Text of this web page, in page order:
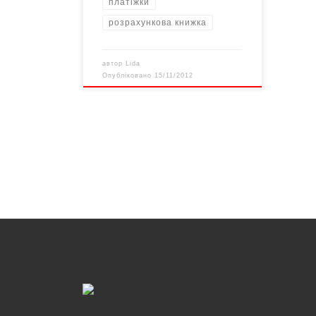
розрахункова книжка
автор Lida
Опубліковано 15/11/2012